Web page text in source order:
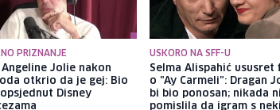
PRIZNANJE
Jolie nakon
otkrio da je gej: Bio
Disney
USKORO NA SFF-U
Selma Alispahić ususret
o "Ay Carmeli": Dragan
bi bio ponosan; nikada
pomislila da igram s